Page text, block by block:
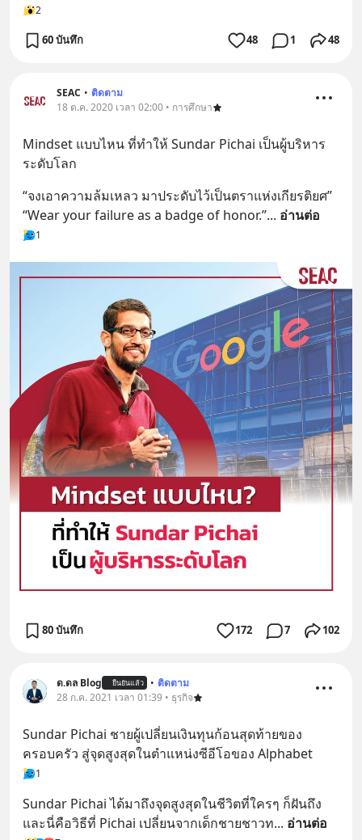
2
60 บันทึก 48 1 48
SEAC • ติดตาม
18 ต.ค. 2020 เวลา 02:00 • การศึกษา
Mindset แบบไหน ที่ทำให้ Sundar Pichai เป็นผู้บริหาร
ระดับโลก
“จงเอาความล้มเหลว มาประดับไว้เป็นตราแห่งเกียรติยศ”
“Wear your failure as a badge of honor.”... อ่านต่อ
1
80 บันทึก 172 7 102
ด.ดล Blog ยืนยันแล้ว • ติดตาม
28 ก.ค. 2021 เวลา 01:39 • ธุรกิจ
Sundar Pichai ชายผู้เปลี่ยนเงินทุนก้อนสุดท้ายของ
ครอบครัว สู่จุดสูงสุดในตำแหน่งซีอีโอของ Alphabet
1
Sundar Pichai ได้มาถึงจุดสูงสุดในชีวิตที่ใครๆ ก็ฝันถึง
และนี่คือวิธีที่ Pichai เปลี่ยนจากเด็กชายชาวท... อ่านต่อ